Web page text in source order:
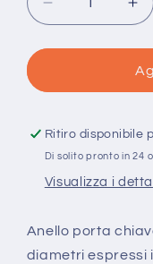
Diminuisci
quantità
per
Portachiave
Ritiro disponibile
Di solito pronto in 24
Visualizza i
Anello porta
diametri espressi